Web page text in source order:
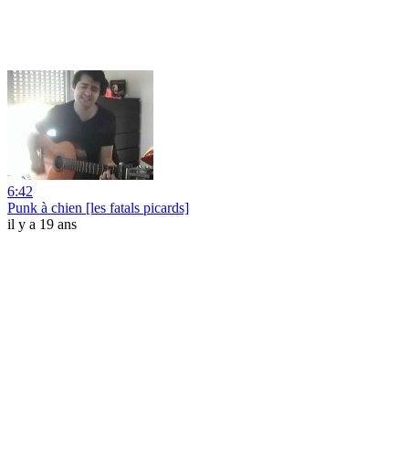
6:42
Punk à chien [les fatals picards]
il y a 19 ans